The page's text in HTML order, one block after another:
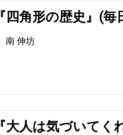
『四角形の歴史』(毎
南 伸坊
『大人は気づいてく